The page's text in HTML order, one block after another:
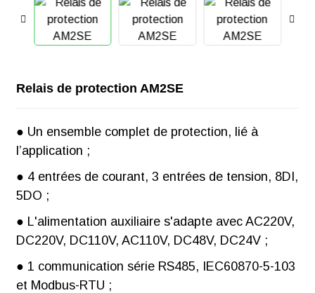
Relais de protection AM2SE
● Un ensemble complet de protection, lié à
l’application ;
● 4 entrées de courant, 3 entrées de tension, 8DI,
5DO ;
● L'alimentation auxiliaire s'adapte avec AC220V,
DC220V, DC110V, AC110V, DC48V, DC24V ;
● 1 communication série RS485, IEC60870-5-103
et Modbus-RTU ;